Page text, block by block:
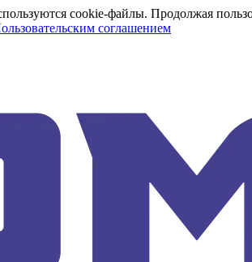
cookie-файлы. Продолжая
соглашением